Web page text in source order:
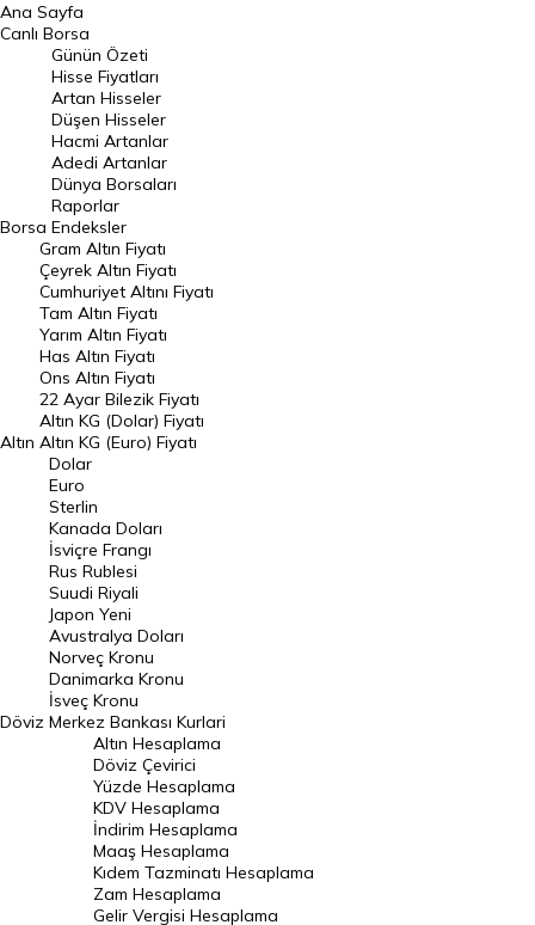
BIST 100 Hisseleri
En Çok Artan Hisseler
En Çok Düşen Hisseler
Hacmi Artanlar
Geçmiş Kapanışlar
Dünya Borsaları
Raporlar
Endeksler
DÖVİZ
Döviz Kuru
Dolar Kuru
Euro Kuru
Pound Kuru
Frank Kuru
Riyal Kuru
Avustralya Doları
Danimarka Kronu Kuru
Kanada Doları Kuru
Norveç Kronu Kuru
İsveç Kronu Kuru
Japon Yeni Kuru
Serbest Piyasa Döviz Kurları
Merkez Bankası Döviz Kurları
Ana Sayfa
Canlı Borsa
Borsa
Günün Özeti
Hisse Fiyatları
Artan Hisseler
Düşen Hisseler
Hacmi Artanlar
Adedi Artanlar
Dünya Borsaları
Raporlar
Endeksler
Altın
Gram Altın Fiyatı
Çeyrek Altın Fiyatı
Cumhuriyet Altını Fiyatı
Tam Altın Fiyatı
Yarım Altın Fiyatı
Has Altın Fiyatı
Ons Altın Fiyatı
22 Ayar Bilezik Fiyatı
Altın KG (Dolar) Fiyatı
Altın KG (Euro) Fiyatı
Döviz
Dolar
Euro
Sterlin
Kanada Doları
İsviçre Frangı
Rus Rublesi
Suudi Riyali
Japon Yeni
Avustralya Doları
Norveç Kronu
Danimarka Kronu
İsveç Kronu
Merkez Bankası Kurlari
Altın Hesaplama
Döviz Çevirici
Yüzde Hesaplama
KDV Hesaplama
İndirim Hesaplama
Maaş Hesaplama
Kıdem Tazminatı Hesaplama
Zam Hesaplama
Gelir Vergisi Hesaplama